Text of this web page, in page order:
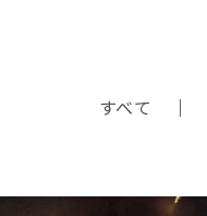
すべて